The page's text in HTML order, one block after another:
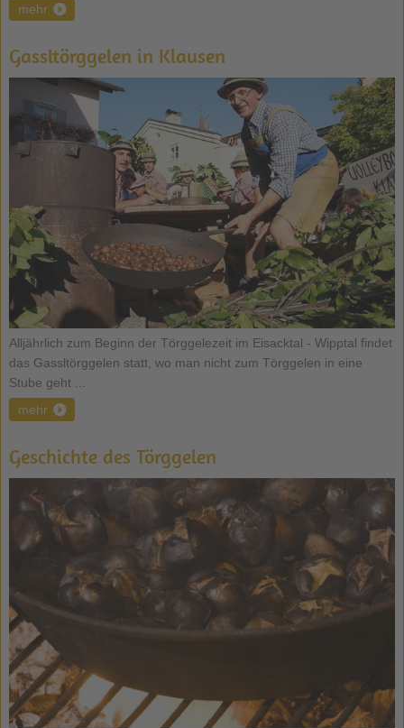
mehr
Gassltörggelen in Klausen
Alljährlich zum Beginn der Törggelezeit im Eisacktal - Wipptal findet
das Gassltörggelen statt, wo man nicht zum Törggelen in eine
Stube geht ...
mehr
Geschichte des Törggelen